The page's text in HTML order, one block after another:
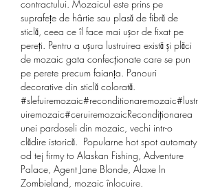
contractului. Mozaicul este prins pe
suprafețe de hârtie sau plasă de fibră de
sticlă, ceea ce îl face mai ușor de fixat pe
pereți. Pentru a ușura lustruirea există și plăci
de mozaic gata confecționate care se pun
pe perete precum faianța. Panouri
decorative din sticlă colorată.
#slefuiremozaic#reconditionaremozaic#lustr
uiremozaic#ceruiremozaicRecondiționarea
unei pardoseli din mozaic, vechi intr-o
clădire istorică.  Popularne hot spot automaty
od tej firmy to Alaskan Fishing, Adventure
Palace, Agent Jane Blonde, Alaxe In
Zombieland, mozaic înlocuire.